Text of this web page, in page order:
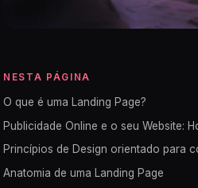
NESTA PÁGINA
O que é uma Landing Page?
Publicidade Online e o seu Website:
Princípios de Design orientado para
Anatomia de uma Landing Page